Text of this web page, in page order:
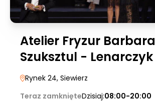
Atelier Fryzur Barbara
Szuksztul - Lenarczyk
Rynek 24, Siewierz
Teraz zamknięteDzisiaj:08:00-20:00